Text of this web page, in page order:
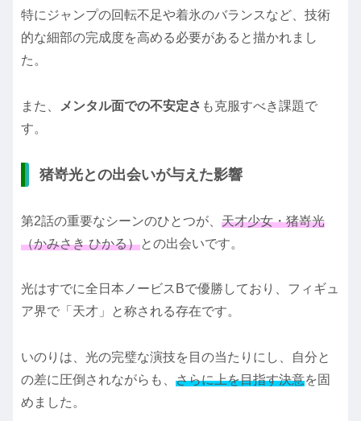
特にジャンプの回転不足や着氷のバランスなど、技術
的な細部の完成度を高める必要があると描かれまし
た。
また、 メンタル面での不安定さ も克服すべき課題で
す。
猪嵜光との出会いが与えた影響
第2話の重要なシーンのひとつが、 天才少女・猪嵜光
（かみさき ひかる）との出会いです。
光はすでに全日本ノービスBで優勝しており、フィギュ
ア界で「天才」と称される存在です。
いのりは、光の完璧な演技を目の当たりにし、自分と
の差に圧倒されながらも、 さらに上を目指す決意を固
めました。